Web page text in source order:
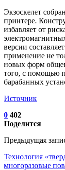
Экзоскелет
принтере.
избавляет от
версии
применение не
новых форм
того, с помощью
барабанных
Источник
0 402
Поделится
Предыдущая
Технология
многоразовые